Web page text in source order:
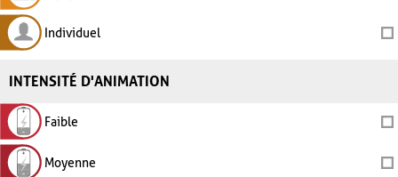
Individuel
INTENSITÉ D'ANIMATION
Faible
Moyenne